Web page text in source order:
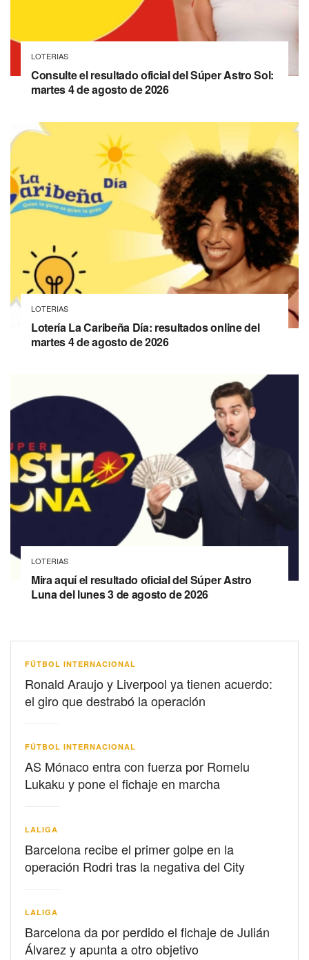
LOTERIAS
Consulte el resultado oficial del Súper Astro Sol:
martes 4 de agosto de 2026
LOTERIAS
Lotería La Caribeña Día: resultados online del
martes 4 de agosto de 2026
LOTERIAS
Mira aquí el resultado oficial del Súper Astro
Luna del lunes 3 de agosto de 2026
FÚTBOL INTERNACIONAL
Ronald Araujo y Liverpool ya tienen acuerdo:
el giro que destrabó la operación
FÚTBOL INTERNACIONAL
AS Mónaco entra con fuerza por Romelu
Lukaku y pone el fichaje en marcha
LALIGA
Barcelona recibe el primer golpe en la
operación Rodri tras la negativa del City
LALIGA
Barcelona da por perdido el fichaje de Julián
Álvarez y apunta a otro objetivo